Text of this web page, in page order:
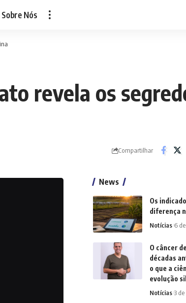
Sobre Nós
revela os
Compartilhar
News
Os
diferença
Notícias 6
O câncer
décadas
o que a
evolução
Notícias 3